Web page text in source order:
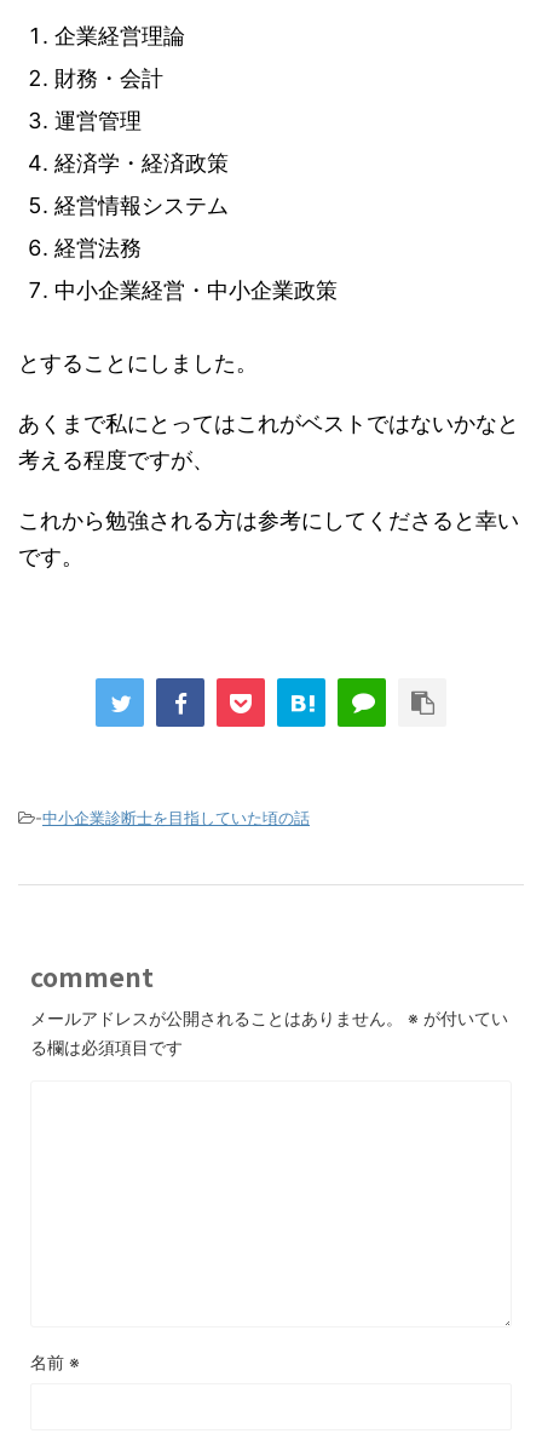
企業経営理論
財務・会計
運営管理
経済学・経済政策
経営情報システム
経営法務
中小企業経営・中小企業政策
とすることにしました。
あくまで私にとってはこれがベストではないかなと
考える程度ですが、
これから勉強される方は参考にしてくださると幸い
です。
-中小企業診断士を目指していた頃の話
comment
メールアドレスが公開されることはありません。 ※ が付いてい
る欄は必須項目です
名前 ※